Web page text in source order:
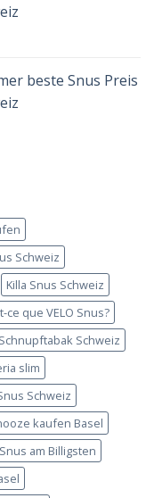
beste Snus Preis
Schweiz
Killa Snus Schweiz
ce que VELO Snus?
Schnupftabak Schweiz
slim
Schweiz
kaufen Basel
Snus am Billigsten